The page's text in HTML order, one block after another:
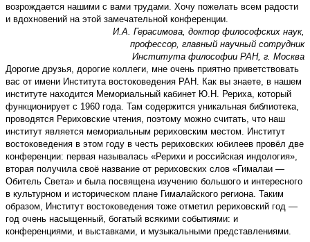
возрождается нашими с вами трудами. Хочу пожелать всем радости
и вдохновений на этой замечательной конференции.
И.А. Герасимова, доктор философских наук,
профессор, главный научный сотрудник
Института философии РАН, г. Москва
Дорогие друзья, дорогие коллеги, мне очень приятно приветствовать
вас от имени Института востоковедения РАН. Как вы знаете, в нашем
институте находится Мемориальный кабинет Ю.Н. Рериха, который
функционирует с 1960 года. Там содержится уникальная библиотека,
проводятся Рериховские чтения, поэтому можно считать, что наш
институт является мемориальным рериховским местом. Институт
востоковедения в этом году в честь рериховских юбилеев провёл две
конференции: первая называлась «Рерихи и российская индология»,
вторая получила своё название от рериховских слов «Гималаи —
Обитель Света» и была посвящена изучению большого и интересного
в культурном и историческом плане Гималайского региона. Таким
образом, Институт востоковедения тоже отметил рериховский год —
год очень насыщенный, богатый всякими событиями: и
конференциями, и выставками, и музыкальными представлениями.